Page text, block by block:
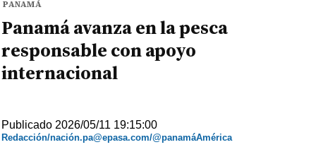
PANAMÁ
Panamá avanza en la pesca
responsable con apoyo
internacional
Publicado 2026/05/11 19:15:00
Redacción/nación.pa@epasa.com/@panamáAmérica